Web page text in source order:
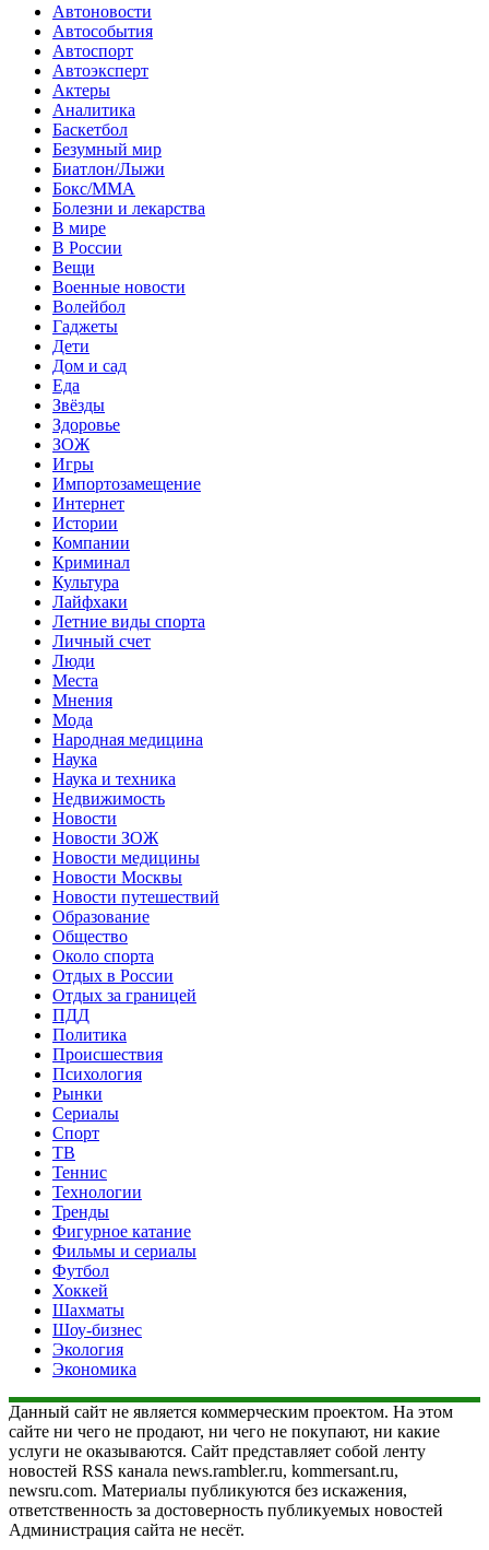
Автоновости
Автособытия
Автоспорт
Автоэксперт
Актеры
Аналитика
Баскетбол
Безумный мир
Биатлон/Лыжи
Бокс/MMA
Болезни и лекарства
В мире
В России
Вещи
Военные новости
Волейбол
Гаджеты
Дети
Дом и сад
Еда
Звёзды
Здоровье
ЗОЖ
Игры
Импортозамещение
Интернет
Истории
Компании
Криминал
Культура
Лайфхаки
Летние виды спорта
Личный счет
Люди
Места
Мнения
Мода
Народная медицина
Наука
Наука и техника
Недвижимость
Новости
Новости ЗОЖ
Новости медицины
Новости Москвы
Новости путешествий
Образование
Общество
Около спорта
Отдых в России
Отдых за границей
ПДД
Политика
Происшествия
Психология
Рынки
Сериалы
Спорт
ТВ
Теннис
Технологии
Тренды
Фигурное катание
Фильмы и сериалы
Футбол
Хоккей
Шахматы
Шоу-бизнес
Экология
Экономика
Данный сайт не является коммерческим проектом. На этом
сайте ни чего не продают, ни чего не покупают, ни какие
услуги не оказываются. Сайт представляет собой ленту
новостей RSS канала news.rambler.ru, kommersant.ru,
newsru.com. Материалы публикуются без искажения,
ответственность за достоверность публикуемых новостей
Администрация сайта не несёт.